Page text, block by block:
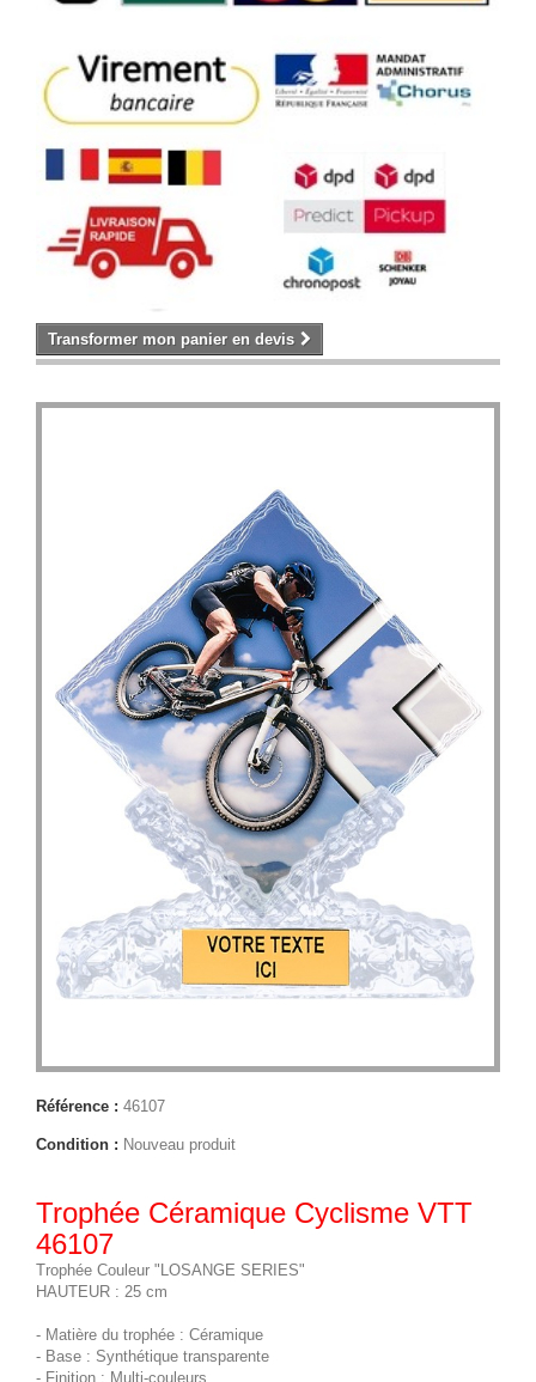
Transformer mon panier en devis
Référence : 46107
Condition : Nouveau produit
Trophée Céramique Cyclisme VTT
46107
Trophée Couleur "LOSANGE SERIES"
HAUTEUR : 25 cm
- Matière du trophée : Céramique
- Base : Synthétique transparente
- Finition : Multi-couleurs